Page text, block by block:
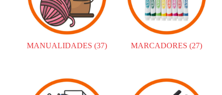
MANUALIDADES (37) MARCADORES (27)